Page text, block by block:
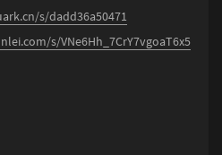
s/dadd36a50471
s/VNe6Hh_7CrY7vgoaT6x5